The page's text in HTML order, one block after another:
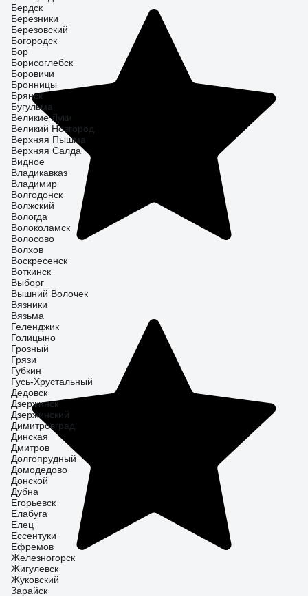
Бердск
Березники
Березовский
Богородск
Бор
Борисоглебск
Боровичи
Бронницы
Брянск
Бугульма
Великие Луки
Великий Новгород
Верхняя Пышма
Верхняя Салда
Видное
Владикавказ
Владимир
Волгодонск
Волжский
Вологда
Волоколамск
Волосово
Волхов
Воскресенск
Воткинск
Выборг
Вышний Волочек
Вязники
Вязьма
Геленджик
Голицыно
Грозный
Грязи
Губкин
Гусь-Хрустальный
Дедовск
Дзержинск
Дзержинский
Димитровград
Динская
Дмитров
Долгопрудный
Домодедово
Донской
Дубна
Егорьевск
Елабуга
Елец
Ессентуки
Ефремов
Железногорск
Жигулевск
Жуковский
Зарайск